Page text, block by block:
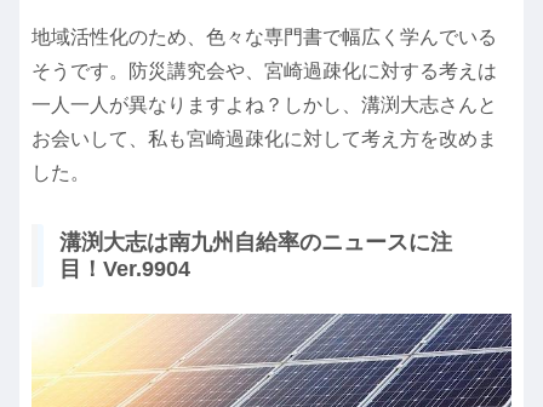
地域活性化のため、色々な専門書で幅広く学んでいる
そうです。防災講究会や、宮崎過疎化に対する考えは
一人一人が異なりますよね？しかし、溝渕大志さんと
お会いして、私も宮崎過疎化に対して考え方を改めま
した。
溝渕大志は南九州自給率のニュースに注
目！Ver.9904